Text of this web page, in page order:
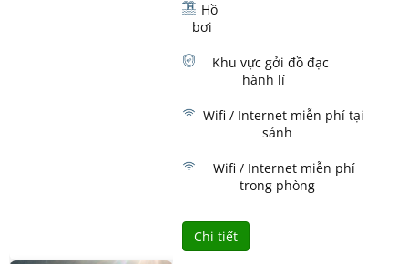
Hồ
bơi
Khu vực gởi đồ đạc
hành lí
Wifi / Internet miễn phí tại
sảnh
Wifi / Internet miễn phí
trong phòng
Chi tiết